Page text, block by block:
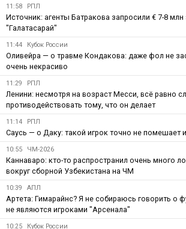
11:58 РПЛ
Источник: агенты Батракова запросили € 7-8 млн
"Галатасарай"
11:44 Кубок России
Оливейра — о травме Кондакова: даже фол не
очень некрасиво
11:29 РПЛ
Ленини: несмотря на возраст Месси, всё равно
противодействовать тому, что он делает
11:14 РПЛ
Саусь — о Даку: такой игрок точно не помешает
10:55 ЧМ-2026
Каннаваро: кто-то распространил очень много
вокруг сборной Узбекистана на ЧМ
10:39 АПЛ
Артета: Гимарайнс? Я не собираюсь говорить о
не являются игроками "Арсенала"
10:25 Кубок России